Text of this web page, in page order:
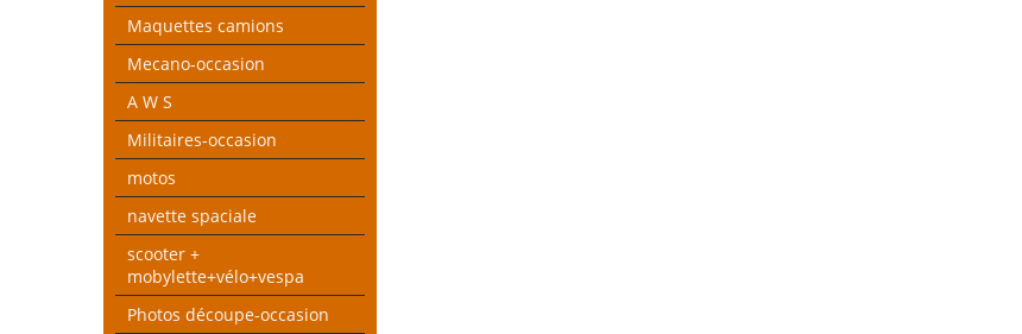
Maquettes camions
Mecano-occasion
A W S
Militaires-occasion
motos
navette spaciale
scooter +
mobylette+vélo+vespa
Photos découpe-occasion